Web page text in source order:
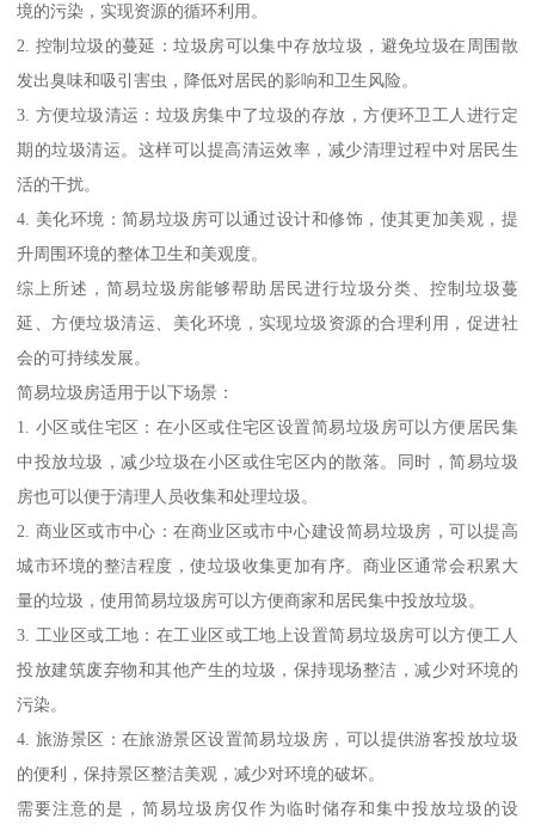
境的污染，实现资源的循环利用。
2. 控制垃圾的蔓延：垃圾房可以集中存放垃圾，避免垃圾在周围散
发出臭味和吸引害虫，降低对居民的影响和卫生风险。
3. 方便垃圾清运：垃圾房集中了垃圾的存放，方便环卫工人进行定
期的垃圾清运。这样可以提高清运效率，减少清理过程中对居民生
活的干扰。
4. 美化环境：简易垃圾房可以通过设计和修饰，使其更加美观，提
升周围环境的整体卫生和美观度。
综上所述，简易垃圾房能够帮助居民进行垃圾分类、控制垃圾蔓
延、方便垃圾清运、美化环境，实现垃圾资源的合理利用，促进社
会的可持续发展。
简易垃圾房适用于以下场景：
1. 小区或住宅区：在小区或住宅区设置简易垃圾房可以方便居民集
中投放垃圾，减少垃圾在小区或住宅区内的散落。同时，简易垃圾
房也可以便于清理人员收集和处理垃圾。
2. 商业区或市中心：在商业区或市中心建设简易垃圾房，可以提高
城市环境的整洁程度，使垃圾收集更加有序。商业区通常会积累大
量的垃圾，使用简易垃圾房可以方便商家和居民集中投放垃圾。
3. 工业区或工地：在工业区或工地上设置简易垃圾房可以方便工人
投放建筑废弃物和其他产生的垃圾，保持现场整洁，减少对环境的
污染。
4. 旅游景区：在旅游景区设置简易垃圾房，可以提供游客投放垃圾
的便利，保持景区整洁美观，减少对环境的破坏。
需要注意的是，简易垃圾房仅作为临时储存和集中投放垃圾的设